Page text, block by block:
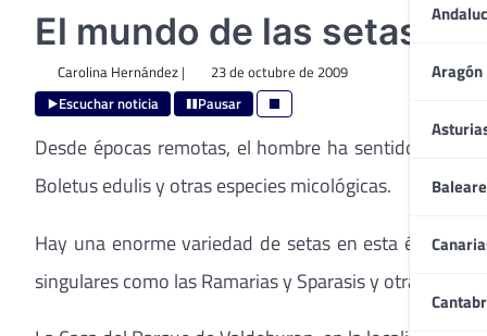
Aragón
El mundo de las setas en
Carolina Hernández| 23 de octubre de 2009
Escuchar noticia Pausar
Desde épocas remotas, el hombre ha sentido
Boletus edulis y otras especies micológicas.
Hay una enorme variedad de setas en esta época,
singulares como las Ramarias y Sparasis y otras